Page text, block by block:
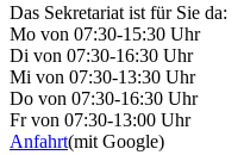
Das Sekretariat ist für Sie da:
Mo von 07:30-15:30 Uhr
Di von 07:30-16:30 Uhr
Mi von 07:30-13:30 Uhr
Do von 07:30-16:30 Uhr
Fr von 07:30-13:00 Uhr
Anfahrt(mit Google)